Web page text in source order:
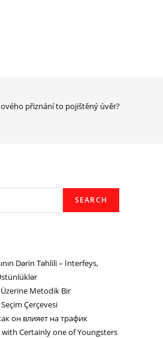
přiznání to pojištěný úvěr?
SEARCH
Dərin Təhlili – İnterfeys,
Metodik Bir
Çerçevesi
он влияет на трафик
Certainly one of Youngsters